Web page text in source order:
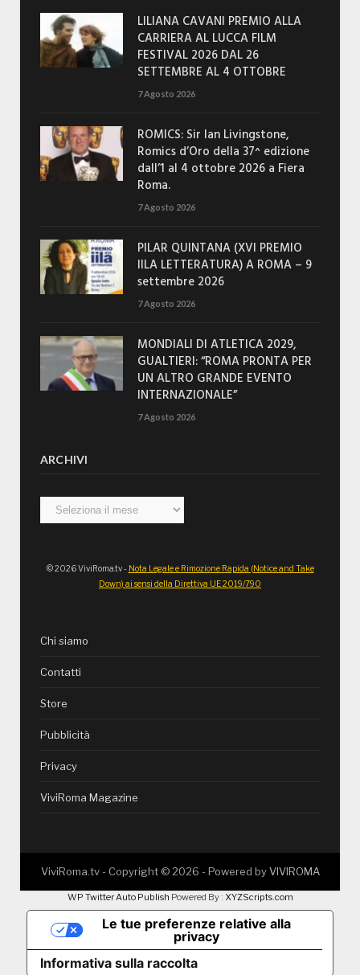
LILIANA CAVANI PREMIO ALLA
CARRIERA AL LUCCA FILM
FESTIVAL 2026 DAL 26
SETTEMBRE AL 4 OTTOBRE
7 Agosto 2026
ROMICS: Sir Ian Livingstone,
Romics d’Oro della 37^ edizione
dall’1 al 4 ottobre 2026 a Fiera
Roma.
7 Agosto 2026
PILAR QUINTANA (XVI PREMIO
IILA LETTERATURA) A ROMA – 9
settembre 2026
7 Agosto 2026
MONDIALI DI ATLETICA 2029,
GUALTIERI: “ROMA PRONTA PER
UN ALTRO GRANDE EVENTO
INTERNAZIONALE”
7 Agosto 2026
ARCHIVI
Archivi
© 2026 ViviRoma.tv - Nota Legale e Rimozione Rapida (Notice and Take
Down) ai sensi della Direttiva UE 2019/790
Chi siamo
Contatti
Store
Pubblicità
Privacy
ViviRoma Magazine
ViviRoma.tv - Copyright © 2026 - Powered byVIVIROMA
WP Twitter Auto Publish Powered By : XYZScripts.com
Informativa sulla raccolta
Le tue preferenze relative alla
privacy